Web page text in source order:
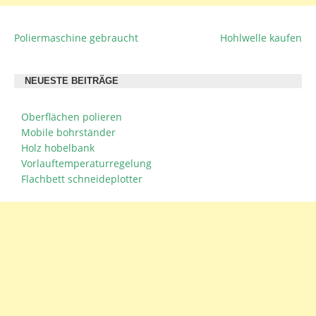
BEITRAGSNAVIGATION
Poliermaschine gebraucht Hohlwelle kaufen
NEUESTE BEITRÄGE
Oberflächen polieren
Mobile bohrständer
Holz hobelbank
Vorlauftemperaturregelung
Flachbett schneideplotter